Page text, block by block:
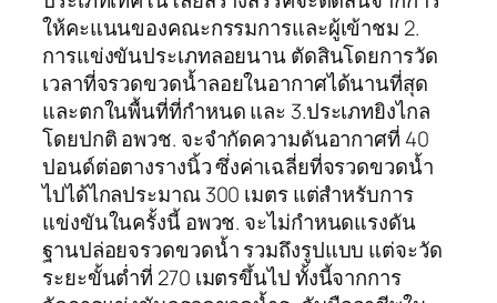
ให้คะแนนของคณะกรรมการและผู้เข้าชม 2.
การแข่งขันประเภทลอยนาน ตัดสินโดยการวัด
เวลาที่จรวดขวดน้ำลอยในอากาศได้นานที่สุด
และตกในพื้นที่ที่กำหนด และ 3.ประเภทยิงไกล
โดยปกติ อพวช. จะจำกัดความดันอากาศที่ 40
ปอนด์ต่อตางรางนิ้ว ซึ่งค่าเฉลี่ยที่จรวดขวดน้ำ
ไปได้ไกลประมาณ 300 เมตร แต่สำหรับการ
แข่งขันในครั้งนี้ อพวช. จะไม่กำหนดแรงดัน
ฐานปล่อยจรวดขวดน้ำ รวมถึงรูปแบบ แต่จะวัด
ระยะขั้นต่ำที่ 270 เมตรขึ้นไป ทั้งนี้จากการ